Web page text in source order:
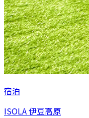
宿泊
ISOLA 伊豆高原